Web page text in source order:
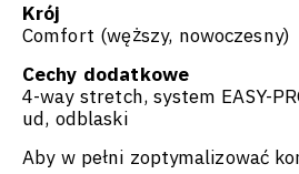
Krój
Comfort (węższy, nowoczesny)
Cechy dodatkowe
4-way stretch, system EASY-
ud, odblaski
Aby w pełni zoptymalizować